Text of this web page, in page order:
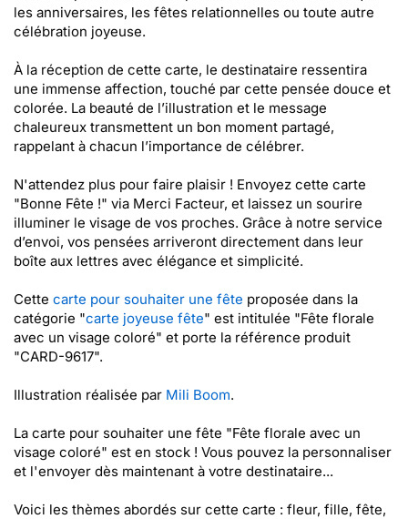
les anniversaires, les fêtes relationnelles ou toute autre
célébration joyeuse.
À la réception de cette carte, le destinataire ressentira
une immense affection, touché par cette pensée douce et
colorée. La beauté de l’illustration et le message
chaleureux transmettent un bon moment partagé,
rappelant à chacun l’importance de célébrer.
N'attendez plus pour faire plaisir ! Envoyez cette carte
"Bonne Fête !" via Merci Facteur, et laissez un sourire
illuminer le visage de vos proches. Grâce à notre service
d’envoi, vos pensées arriveront directement dans leur
boîte aux lettres avec élégance et simplicité.
Cette carte pour souhaiter une fête proposée dans la
catégorie "carte joyeuse fête" est intitulée "Fête florale
avec un visage coloré" et porte la référence produit
"CARD-9617".
Illustration réalisée par Mili Boom.
La carte pour souhaiter une fête "Fête florale avec un
visage coloré" est en stock ! Vous pouvez la personnaliser
et l'envoyer dès maintenant à votre destinataire...
Voici les thèmes abordés sur cette carte : fleur, fille, fête,